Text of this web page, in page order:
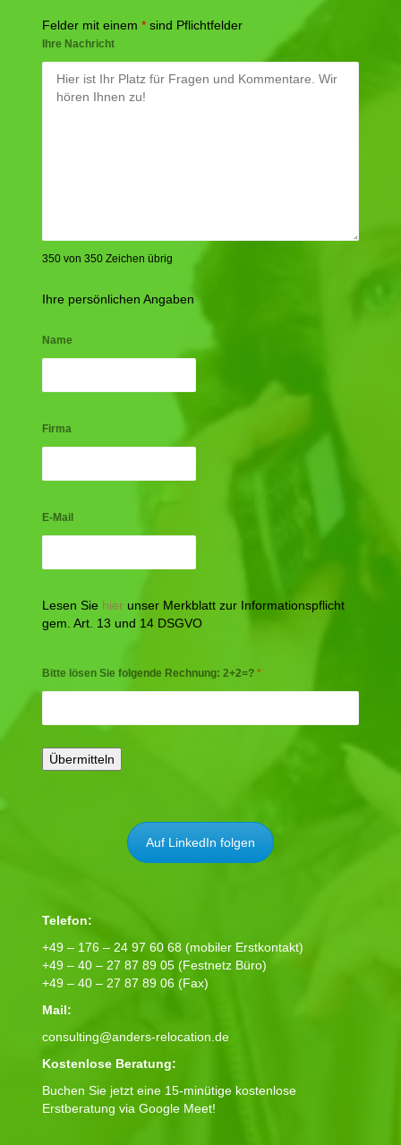
Felder mit einem * sind Pflichtfelder
Ihre Nachricht
350 von 350 Zeichen übrig
Ihre persönlichen Angaben
Name
Firma
E-Mail
Lesen Sie hier unser Merkblatt zur Informationspflicht
gem. Art. 13 und 14 DSGVO
Bitte lösen Sie folgende Rechnung: 2+2=? *
Auf LinkedIn folgen
Telefon:
+49 – 176 – 24 97 60 68 (mobiler Erstkontakt)
+49 – 40 – 27 87 89 05 (Festnetz Büro)
+49 – 40 – 27 87 89 06 (Fax)
Mail:
consulting@anders-relocation.de
Kostenlose Beratung:
Buchen Sie jetzt eine 15-minütige kostenlose
Erstberatung via Google Meet!